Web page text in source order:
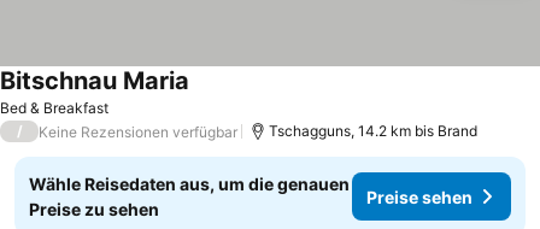
Bed & Breakfast
Bitschnau Maria
/ Keine Rezensionen verfügbar Tschagguns, 14.2 km bis Brand
Wähle Reisedaten aus, um die genauen
Preise zu sehen
Preise sehen